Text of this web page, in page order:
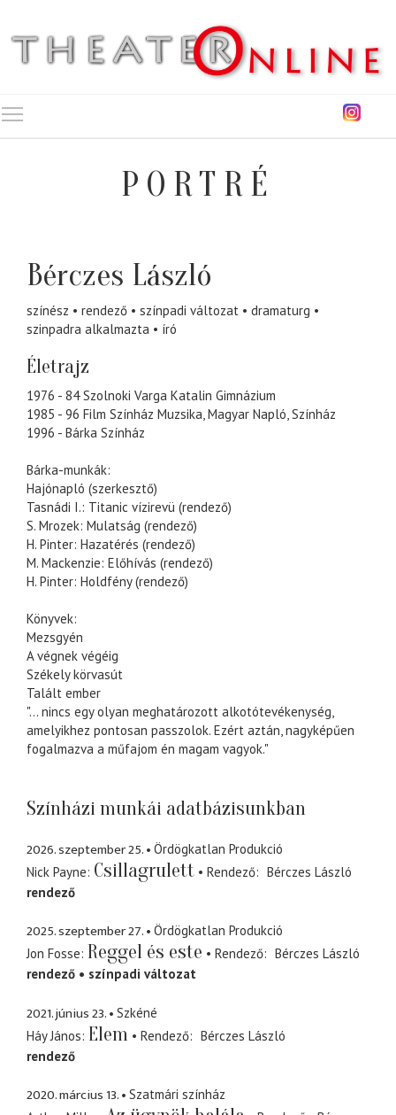
PORTRÉ
Bérczes László
színész rendező színpadi változat
dramaturg
szinpadra alkalmazta
író
Életrajz
1976 - 84 Szolnoki Varga Katalin Gimnázium
1985 - 96 Film Színház Muzsika, Magyar Napló, Színház
1996 - Bárka Színház
Bárka-munkák:
Hajónapló (szerkesztő)
Tasnádi I.: Titanic vízirevü (rendező)
S. Mrozek: Mulatság (rendező)
H. Pinter: Hazatérés (rendező)
M. Mackenzie: Előhívás (rendező)
H. Pinter: Holdfény (rendező)
Könyvek:
Mezsgyén
A végnek végéig
Székely körvasút
Talált ember
"... nincs egy olyan meghatározott alkotótevékenység,
amelyikhez pontosan passzolok. Ezért aztán, nagyképűen
fogalmazva a műfajom én magam vagyok."
Színházi munkái adatbázisunkban
2026. szeptember 25.
Ördögkatlan Produkció
Nick Payne Csillagrulett Rendező
Bérczes László
rendező
2025. szeptember 27.
Ördögkatlan Produkció
Jon Fosse Reggel és este Rendező
Bérczes László
rendező
színpadi változat
2021. június 23.
Szkéné
Háy János Elem Rendező
Bérczes László
rendező
2020. március 13.
Szatmári színház